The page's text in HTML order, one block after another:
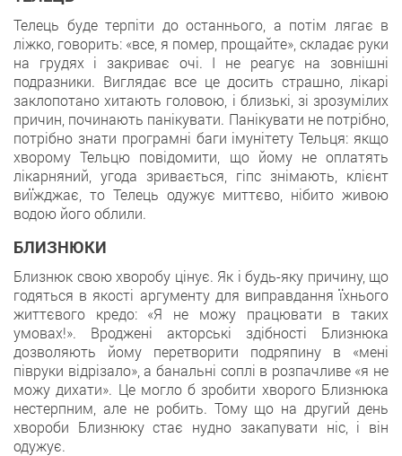
Телець буде терпіти до останнього, а потім лягає в
ліжко, говорить: «все, я помер, прощайте», складає руки
на грудях і закриває очі. І не реагує на зовнішні
подразники. Виглядає все це досить страшно, лікарі
заклопотано хитають головою, і близькі, зі зрозумілих
причин, починають панікувати. Панікувати не потрібно,
потрібно знати програмні баги імунітету Тельця: якщо
хворому Тельцю повідомити, що йому не оплатять
лікарняний, угода зривається, гіпс знімають, клієнт
виїжджає, то Телець одужує миттєво, нібито живою
водою його облили.
БЛИЗНЮКИ
Близнюк свою хворобу цінує. Як і будь-яку причину, що
годяться в якості аргументу для виправдання їхнього
життєвого кредо: «Я не можу працювати в таких
умовах!». Вроджені акторські здібності Близнюка
дозволяють йому перетворити подряпину в «мені
півруки відрізало», а банальні соплі в розпачливе «я не
можу дихати». Це могло б зробити хворого Близнюка
нестерпним, але не робить. Тому що на другий день
хвороби Близнюку стає нудно закапувати ніс, і він
одужує.